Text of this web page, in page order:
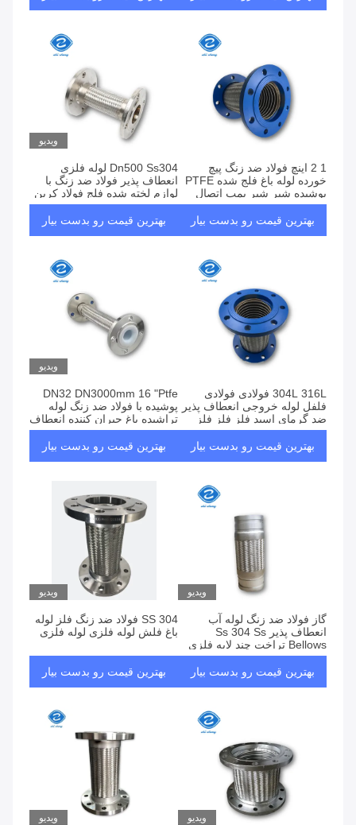
1 2 اینچ فولاد ضد زنگ پیچ
خورده لوله باغ فلج شده PTFE
پوشیده شیر شیر پمپ اتصال
بهترین قیمت رو بدست بیار
ویدیو
Dn500 Ss304 لوله فلزی
انعطاف پذیر فولاد ضد زنگ با
لوازم لخته شده فلج فولاد کربن
بخار موج دار
بهترین قیمت رو بدست بیار
304L 316L فولادی فولادی
فلفل لوله خروجی انعطاف پذیر
ضد گرمای اسید فلز فلز فلز
فلز
بهترین قیمت رو بدست بیار
ویدیو
DN32 DN3000mm 16 "Ptfe
پوشیده با فولاد ضد زنگ لوله
تراشیده باغ جبران کننده انعطاف
پذیر 304 لوله فلز تراشیده فلزی
بهترین قیمت رو بدست بیار
ویدیو
گاز فولاد ضد زنگ لوله آب
انعطاف پذیر Ss 304 Ss
Bellows تراخت چند لایه فلزی
گسترش DN32 - DN3000mm
بهترین قیمت رو بدست بیار
ویدیو
SS 304 فولاد ضد زنگ فلز لوله
باغ فلش لوله فلزی لوله فلزی
بهترین قیمت رو بدست بیار
ویدیو ویدیو